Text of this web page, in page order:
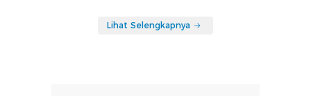
Lihat Selengkapnya